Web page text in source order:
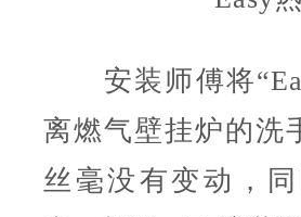
安装师傅将
离燃气壁挂炉的洗
丝毫没有变动，